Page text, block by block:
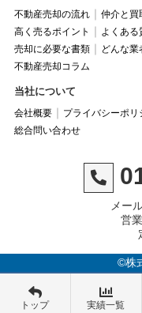
不動産売却の流れ 仲介と買
高く売るポイント
よくある
売却に必要な書類
どんな業
不動産売却コラム
当社について
会社概要 プライバシーポリ
総合問い合わせ
メー
営
©株
トップ 実績一覧